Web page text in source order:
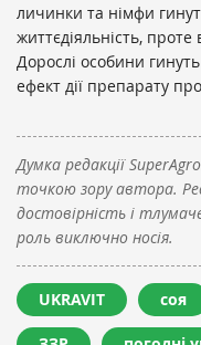
личинки та німфи
життєдіяльність,
Дорослі особини
ефект дії препарату
Думка редакції
точкою зору автора.
достовірність і
роль виключно носія.
UKRAVIT соя